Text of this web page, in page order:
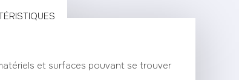
et surfaces pouvant se trouver